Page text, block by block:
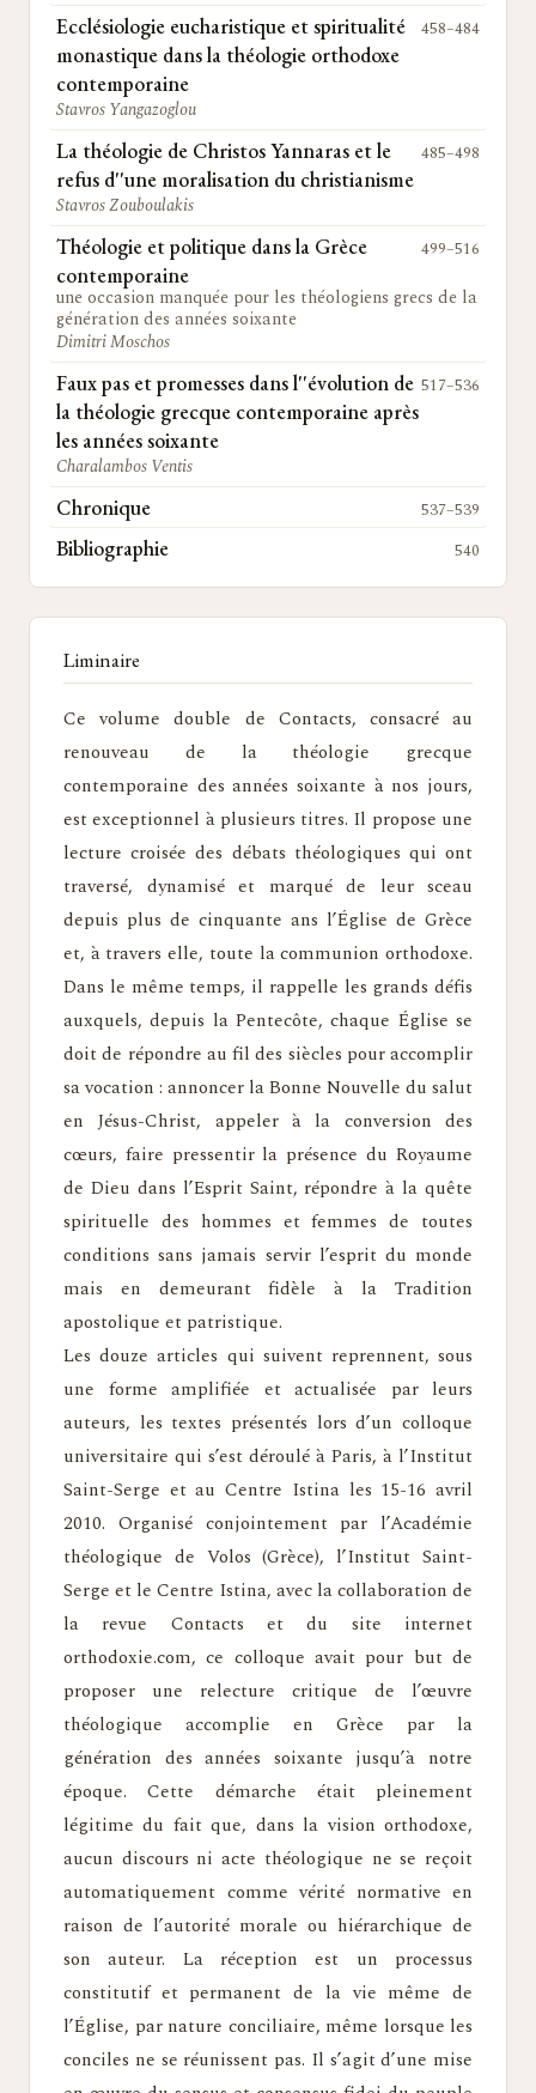
Ecclésiologie eucharistique et spiritualité
monastique dans la théologie orthodoxe
contemporaine
458–484
Stavros Yangazoglou
La théologie de Christos Yannaras et le
refus d''une moralisation du christianisme
485–498
Stavros Zouboulakis
Théologie et politique dans la Grèce
contemporaine
499–516
une occasion manquée pour les théologiens grecs de la
génération des années soixante
Dimitri Moschos
Faux pas et promesses dans l''évolution de
la théologie grecque contemporaine après
les années soixante
517–536
Charalambos Ventis
Chronique 537–539
Bibliographie 540
Liminaire
Ce volume double de Contacts, consacré au
renouveau de la théologie grecque
contemporaine des années soixante à nos jours,
est exceptionnel à plusieurs titres. Il propose une
lecture croisée des débats théologiques qui ont
traversé, dynamisé et marqué de leur sceau
depuis plus de cinquante ans l’Église de Grèce
et, à travers elle, toute la communion orthodoxe.
Dans le même temps, il rappelle les grands défis
auxquels, depuis la Pentecôte, chaque Église se
doit de répondre au fil des siècles pour accomplir
sa vocation : annoncer la Bonne Nouvelle du salut
en Jésus-Christ, appeler à la conversion des
cœurs, faire pressentir la présence du Royaume
de Dieu dans l’Esprit Saint, répondre à la quête
spirituelle des hommes et femmes de toutes
conditions sans jamais servir l’esprit du monde
mais en demeurant fidèle à la Tradition
apostolique et patristique.
Les douze articles qui suivent reprennent, sous
une forme amplifiée et actualisée par leurs
auteurs, les textes présentés lors d’un colloque
universitaire qui s’est déroulé à Paris, à l’Institut
Saint-Serge et au Centre Istina les 15-16 avril
2010. Organisé conjointement par l’Académie
théologique de Volos (Grèce), l’Institut Saint-
Serge et le Centre Istina, avec la collaboration de
la revue Contacts et du site internet
orthodoxie.com, ce colloque avait pour but de
proposer une relecture critique de l’œuvre
théologique accomplie en Grèce par la
génération des années soixante jusqu’à notre
époque. Cette démarche était pleinement
légitime du fait que, dans la vision orthodoxe,
aucun discours ni acte théologique ne se reçoit
automatiquement comme vérité normative en
raison de l’autorité morale ou hiérarchique de
son auteur. La réception est un processus
constitutif et permanent de la vie même de
l’Église, par nature conciliaire, même lorsque les
conciles ne se réunissent pas. Il s’agit d’une mise